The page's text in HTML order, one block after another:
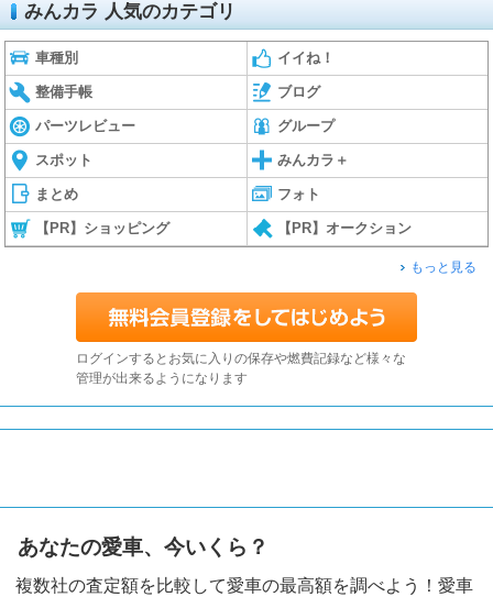
みんカラ 人気のカテゴリ
車種別 イイね！
整備手帳 ブログ
パーツレビュー グループ
スポット みんカラ＋
まとめ フォト
【PR】ショッピング 【PR】オークション
もっと見る
ログインするとお気に入りの保存や燃費記録など様々な
管理が出来るようになります
あなたの愛車、今いくら？
複数社の査定額を比較して愛車の最高額を調べよう！愛車